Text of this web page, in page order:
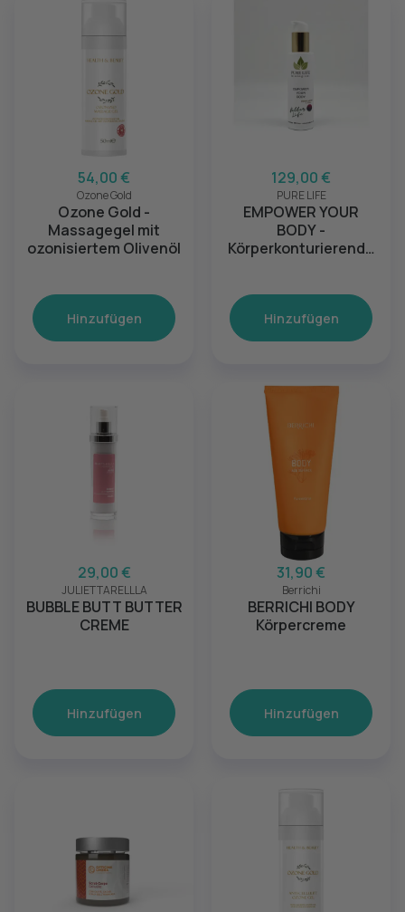
54,00 €
Ozone Gold
Ozone Gold -
Massagegel mit
ozonisiertem Olivenöl
Hinzufügen
129,00 €
PURE LIFE
EMPOWER YOUR
BODY -
Körperkonturierende
Hinzufügen
29,00 €
JULIETTARELLLA
BUBBLE BUTT BUTTER
CREME
Hinzufügen
31,90 €
Berrichi
BERRICHI BODY
Körpercreme
Hinzufügen